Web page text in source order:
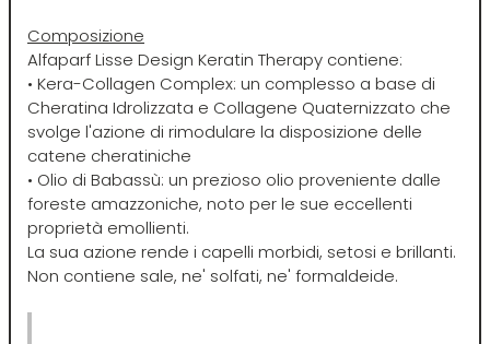
Pop Italy
Profesia
PRORASO
Protoplasmina
Puring
Composizione
Alfaparf Lisse Design Keratin Therapy contiene:
• Kera-Collagen Complex: un complesso a base di
Cheratina Idrolizzata e Collagene Quaternizzato che
svolge l'azione di rimodulare la disposizione delle
catene cheratiniche
• Olio di Babassù: un prezioso olio proveniente dalle
foreste amazzoniche, noto per le sue eccellenti
proprietà emollienti.
La sua azione rende i capelli morbidi, setosi e brillanti.
Non contiene sale, ne' solfati, ne' formaldeide.